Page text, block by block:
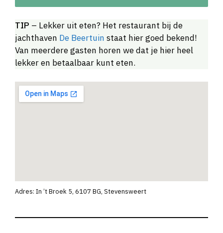
TIP – Lekker uit eten? Het restaurant bij de
jachthaven De Beertuin staat hier goed bekend!
Van meerdere gasten horen we dat je hier heel
lekker en betaalbaar kunt eten.
Adres: In ’t Broek 5, 6107 BG, Stevensweert